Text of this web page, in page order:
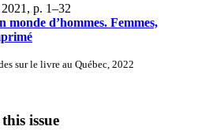
, p. 1–32
monde d’hommes. Femmes,
sur le livre au Québec, 2022
issue